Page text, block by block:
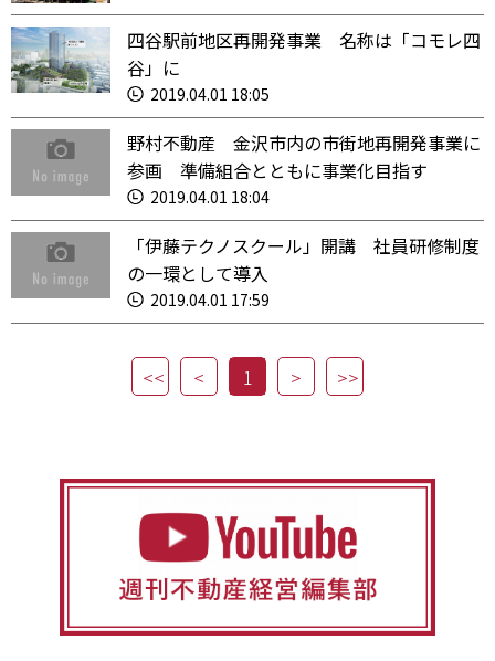
四谷駅前地区再開発事業 名称は「コモレ四
谷」に
2019.04.01 18:05
野村不動産 金沢市内の市街地再開発事業に
参画 準備組合とともに事業化目指す
2019.04.01 18:04
「伊藤テクノスクール」開講 社員研修制度
の一環として導入
2019.04.01 17:59
1